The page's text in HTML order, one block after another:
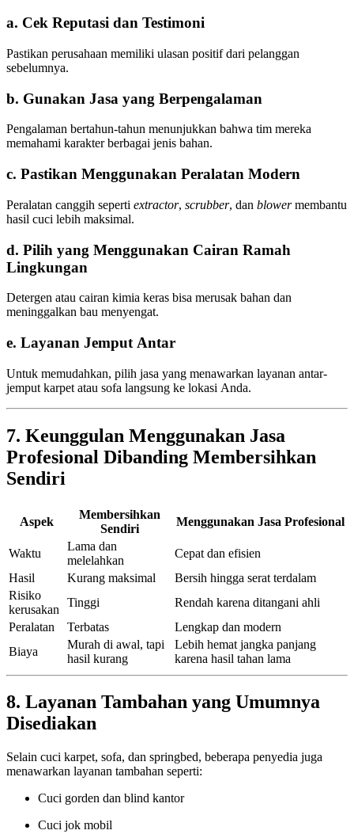
a. Cek Reputasi dan Testimoni
Pastikan perusahaan memiliki ulasan positif dari pelanggan
sebelumnya.
b. Gunakan Jasa yang Berpengalaman
Pengalaman bertahun-tahun menunjukkan bahwa tim mereka
memahami karakter berbagai jenis bahan.
c. Pastikan Menggunakan Peralatan Modern
Peralatan canggih seperti extractor, scrubber, dan blowermembantu
hasil cuci lebih maksimal.
d. Pilih yang Menggunakan Cairan Ramah
Lingkungan
Detergen atau cairan kimia keras bisa merusak bahan dan
meninggalkan bau menyengat.
e. Layanan Jemput Antar
Untuk memudahkan, pilih jasa yang menawarkan layanan antar-
jemput karpet atau sofa langsung ke lokasi Anda.
7. Keunggulan Menggunakan Jasa
Profesional Dibanding Membersihkan
Sendiri
Aspek
Membersihkan
Sendiri
Menggunakan Jasa Profesional
Waktu
Lama dan
melelahkan
Cepat dan efisien
Hasil
Kurang maksimal
Bersih hingga serat terdalam
Risiko
kerusakan
Tinggi
Rendah karena ditangani ahli
Peralatan
Terbatas
Lengkap dan modern
Biaya
Murah di awal, tapi
hasil kurang
Lebih hemat jangka panjang
karena hasil tahan lama
8. Layanan Tambahan yang Umumnya
Disediakan
Selain cuci karpet, sofa, dan springbed, beberapa penyedia juga
menawarkan layanan tambahan seperti:
Cuci gorden dan blind kantor
Cuci jok mobil